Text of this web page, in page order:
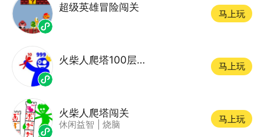
超级英雄冒险闯关
马上玩
火柴人爬塔100层闯关
马上玩
火柴人爬塔闯关
休闲益智 烧脑
马上玩